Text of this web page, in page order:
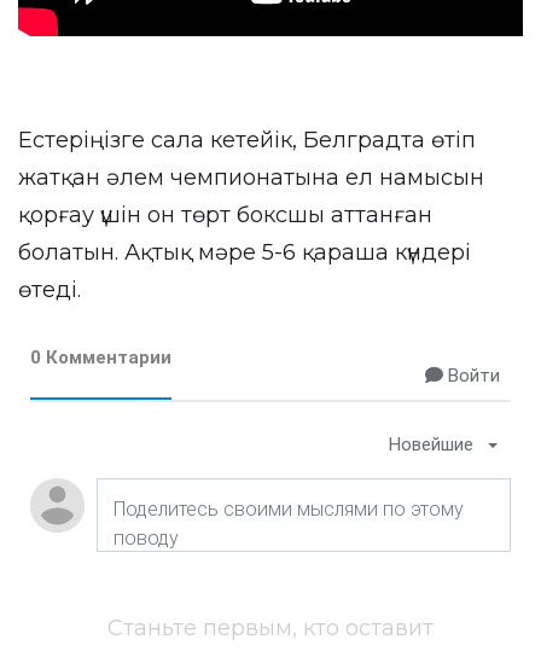
Естеріңізге сала кетейік, Белградта өтіп
жатқан әлем чемпионатына ел намысын
қорғау үшін он төрт боксшы аттанған
болатын. Ақтық мәре 5-6 қараша күндері
өтеді.
0 Комментарии
Войти
Новейшие
Станьте первым, кто оставит